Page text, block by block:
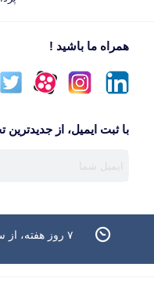
همراه ما باشید !
با ثبت ایمیل، از
۷ روز هفته، از ساعت ۹ تا ۲۰ پاسخگوی شما هستیم